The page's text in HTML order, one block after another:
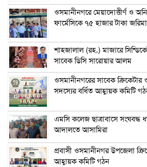
ওসমানীনগরে মেয়াদোত্তীর্ণ ও
ফার্মেসিকে ৭৫ হাজার টাকা
শাহজালাল (রহ.) মাজারে
সাবেক ডিসি সারোয়ার আলম
ওসমানীনগরের সাবেক
সদস্যের বর্ধিত আহ্বায়ক কমিটি
এম‌সি কলেজ ছাত্রাবাসে সংঘবদ্ধ
আদালতে আসামিরা
প্রবাসী ওসমানীনগর উপজেলা
আহ্বায়ক কমিটি গঠন